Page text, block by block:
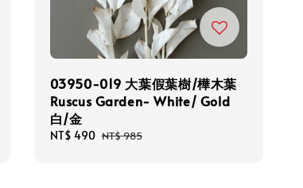
03950-019 大葉假葉樹/樺木葉
Ruscus Garden- White/ Gold
白/金
Sale
NT$ 490 Regular
NT$ 985